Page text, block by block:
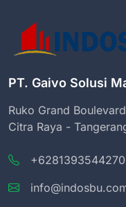
PT. Gaivo Solusi
Ruko Grand
Citra Raya -
+6281393544270